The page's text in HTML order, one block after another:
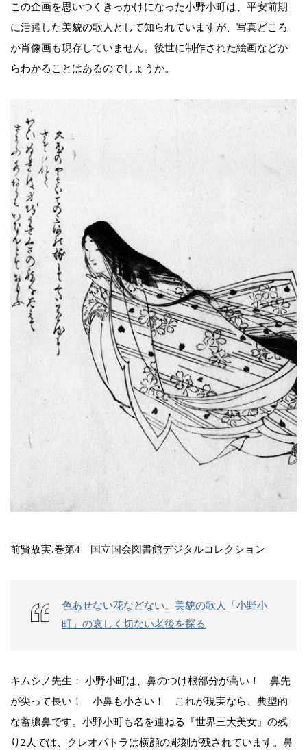
この企画を思いつくきっかけになった小野小町は、平安前期
に活躍した美貌の歌人として知られていますが、写真どころ
か肖像画も現存していません。後世に制作された絵画などか
らわかることはあるのでしょうか。
前賢故実.巻第4 国立国会図書館デジタルコレクション
色あせない花などない。美貌の歌人「小野小
町」の哀しく切ない老後を探る
キムシノ先生： 小野小町は、鼻のつけ根部分が高い！ 鼻先
が尖って長い！ 小鼻も小さい！ これが現実なら、典型的
な蓄膿鼻です。小野小町も名を連ねる『世界三大美女』の残
り2人では、クレオパトラは横顔の彫刻が残されています。鼻